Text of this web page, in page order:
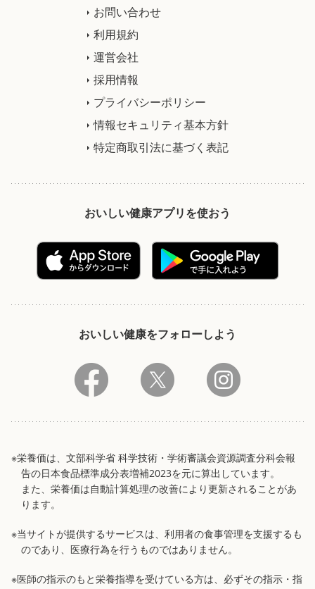
お問い合わせ
利用規約
運営会社
採用情報
プライバシーポリシー
情報セキュリティ基本方針
特定商取引法に基づく表記
おいしい健康アプリを使おう
おいしい健康をフォローしよう
※栄養価は、文部科学省 科学技術・学術審議会資源調査分科会報
告の日本食品標準成分表増補2023を元に算出しています。
また、栄養価は自動計算処理の改善により更新されることがあ
ります。
※当サイトが提供するサービスは、利用者の食事管理を支援するも
のであり、医療行為を行うものではありません。
※医師の指示のもと栄養指導を受けている方は、必ずその指示・指